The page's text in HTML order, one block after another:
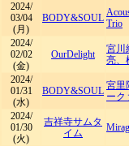
2024/
03/04
(月)
BODY&SOUL Trio
2024/
02/02
(金)
OurDelight
宮川
亮、
2024/
01/31
(水)
BODY&SOUL 宮里
ーク
2024/
01/30
(火)
吉祥寺サムタ
イム